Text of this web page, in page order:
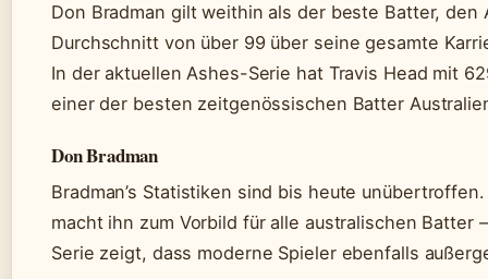
Don Bradman gilt weithin als der beste Batter,
Durchschnitt von über 99 über seine gesamte
In der aktuellen Ashes-Serie hat Travis Head mit
einer der besten zeitgenössischen Batter
Don Bradman
Bradman’s Statistiken sind bis heute
macht ihn zum Vorbild für alle australischen Batter
Serie zeigt, dass moderne Spieler ebenfalls